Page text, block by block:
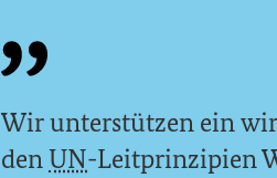
Wir unterstützen ein
denUN-Leitprinzipien